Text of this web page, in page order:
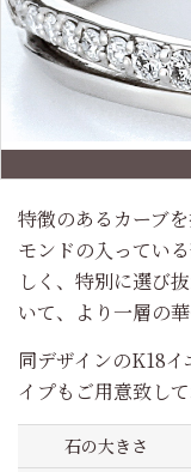
特徴のあるカーブ
モンドの入ってい
しく、特別に選び
いて、より一層の
同デザインのK18
イプもご用意致して
石の大きさ